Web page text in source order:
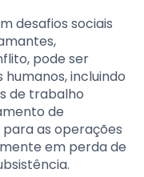
desafios sociais
pode ser
incluindo
de trabalho
de
as operações
em perda de